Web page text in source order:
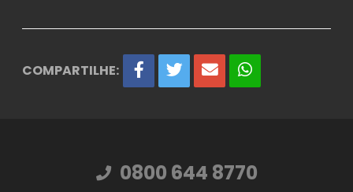
COMPARTILHE:
0800 644 8770